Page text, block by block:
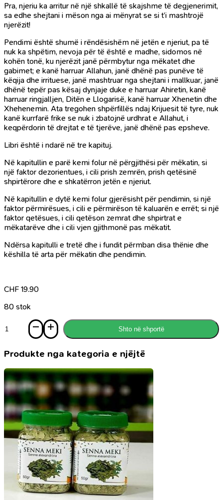
Pra, njeriu ka arritur në një shkallë të skajshme të degjenerimit,
sa edhe shejtani i mëson nga ai mënyrat se si t’i mashtrojë
njerëzit!
Pendimi është shumë i rëndësishëm në jetën e njeriut, pa të
nuk ka shpëtim, nevoja për të është e madhe, sidomos në
kohën tonë, ku njerëzit janë përmbytur nga mëkatet dhe
gabimet; e kanë harruar Allahun, janë dhënë pas punëve të
këqija dhe irrituese, janë mashtruar nga shejtani i mallkuar, janë
dhënë tepër pas kësaj dynjaje duke e harruar Ahiretin, kanë
harruar ringjalljen, Ditën e Llogarisë, kanë harruar Xhenetin dhe
Xhehenemin. Ata tregohen shpërfillës ndaj Krijuesit të tyre, nuk
kanë kurrfarë frike se nuk i zbatojnë urdhrat e Allahut, i
keqpërdorin të drejtat e të tjerëve, janë dhënë pas epsheve.
Libri është i ndarë në tre kapituj.
Në kapitullin e parë kemi folur në përgjithësi për mëkatin, si
një faktor dezorientues, i cili prish zemrën, prish qetësinë
shpirtërore dhe e shkatërron jetën e njeriut.
Në kapitullin e dytë kemi folur gjerësisht për pendimin, si një
faktor përmirësues, i cili e përmirëson të kaluarën e errët; si një
faktor qetësues, i cili qetëson zemrat dhe shpirtrat e
mëkatarëve dhe i cili vjen gjithmonë pas mëkatit.
Ndërsa kapitulli e tretë dhe i fundit përmban disa thënie dhe
këshilla të arta për mëkatin dhe pendimin.
CHF 19.90
80 stok
Pendohu
mëkatar
Shto në shportë
Produkte nga kategoria e njëjtë